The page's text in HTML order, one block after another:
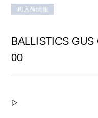
再入荷情報
BALLISTICS
00
▷